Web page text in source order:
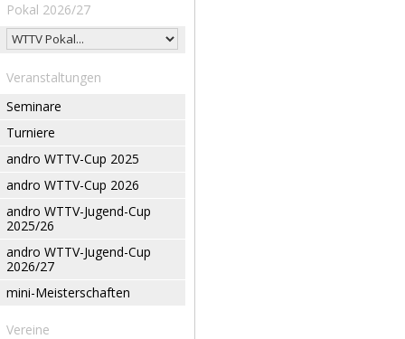
Pokal 2026/27
Veranstaltungen
Seminare
Turniere
andro WTTV-Cup 2025
andro WTTV-Cup 2026
andro WTTV-Jugend-Cup
2025/26
andro WTTV-Jugend-Cup
2026/27
mini-Meisterschaften
Vereine